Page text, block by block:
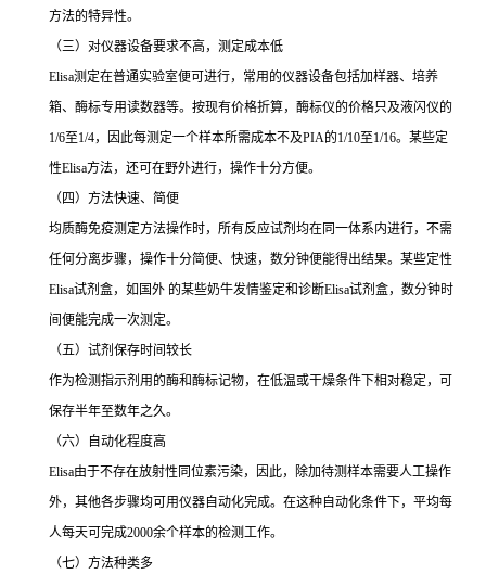
方法的特异性。
（三）对仪器设备要求不高，测定成本低
Elisa测定在普通实验室便可进行，常用的仪器设备包括加样器、培养
箱、酶标专用读数器等。按现有价格折算，酶标仪的价格只及液闪仪的
1/6至1/4，因此每测定一个样本所需成本不及PIA的1/10至1/16。某些定
性Elisa方法，还可在野外进行，操作十分方便。
（四）方法快速、简便
均质酶免疫测定方法操作时，所有反应试剂均在同一体系内进行，不需
任何分离步骤，操作十分简便、快速，数分钟便能得出结果。某些定性
Elisa试剂盒，如国外 的某些奶牛发情鉴定和诊断Elisa试剂盒，数分钟时
间便能完成一次测定。
（五）试剂保存时间较长
作为检测指示剂用的酶和酶标记物，在低温或干燥条件下相对稳定，可
保存半年至数年之久。
（六）自动化程度高
Elisa由于不存在放射性同位素污染，因此，除加待测样本需要人工操作
外，其他各步骤均可用仪器自动化完成。在这种自动化条件下，平均每
人每天可完成2000余个样本的检测工作。
（七）方法种类多